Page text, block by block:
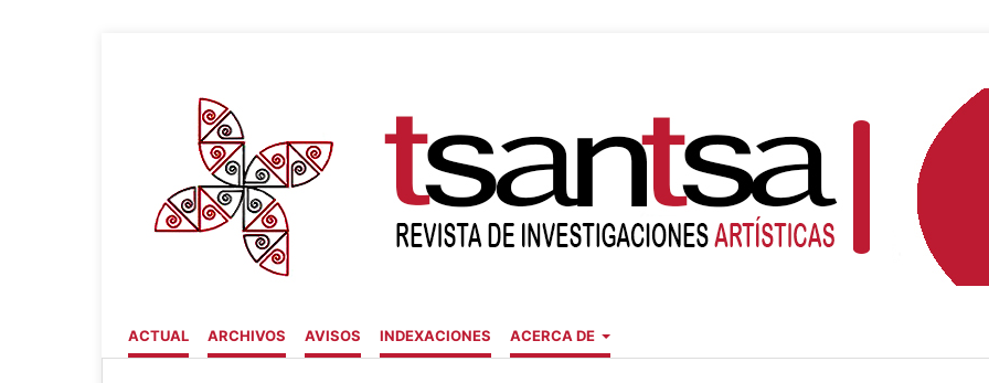
ACTUAL ARCHIVOS AVISOS INDEXACIONES ACERCA DE